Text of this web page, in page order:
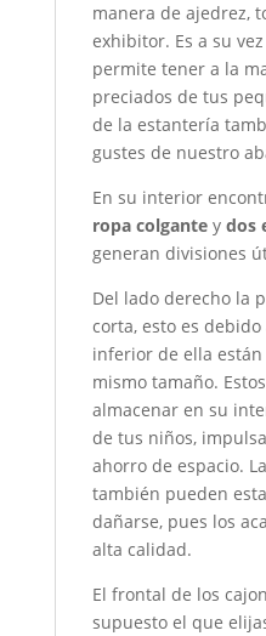
manera de ajedrez,
exhibitor. Es a su
permite tener a la
preciados de tus
de la estantería
gustes de nuestro
En su interior
ropa colgantey dos
generan divisiones
Del lado derecho la
corta, esto es
inferior de ella están
mismo tamaño.
almacenar en su
de tus niños,
ahorro de espacio.
también pueden
dañarse, pues los
alta calidad.
El frontal de los
supuesto el que